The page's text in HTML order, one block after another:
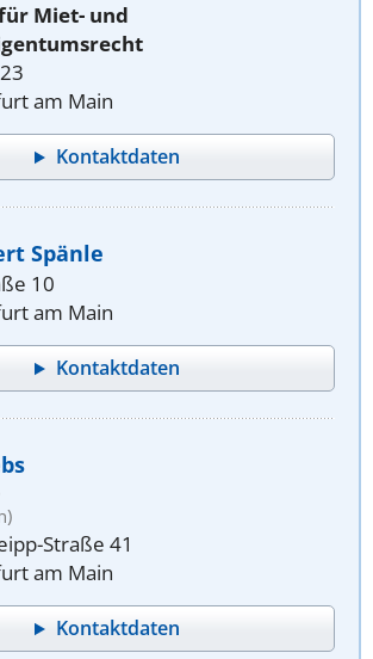
Miet- und
am Main
Kontaktdaten
Spänle
10
am Main
Kontaktdaten
Straße 41
am Main
Kontaktdaten